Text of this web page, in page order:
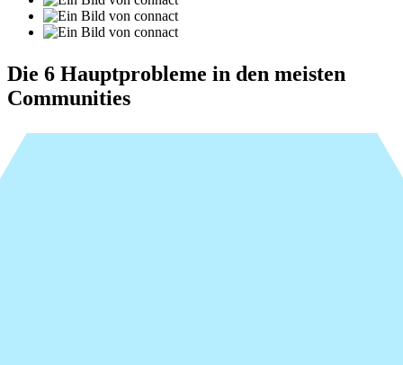
Die 6 Hauptprobleme in den meisten
Communities